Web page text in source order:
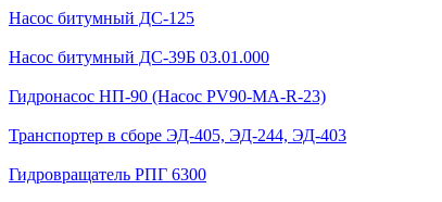
Насос битумный ДС-125
Насос битумный ДС-39Б 03.01.000
Гидронасос НП-90 (Насос PV90-MA-R-23)
Транспортер в сборе ЭД-405, ЭД-244, ЭД-403
Гидровращатель РПГ 6300